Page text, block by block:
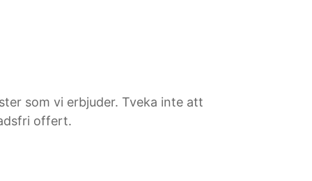
som vi erbjuder. Tveka inte att
offert.